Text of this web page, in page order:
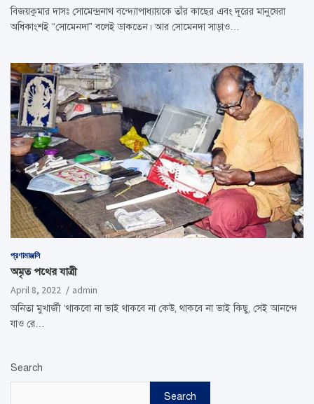
বিজয়কুমার দাসঃ সোমেন্দ্রনাথ বন্দ্যোপাধ্যায়কে তাঁর কাছের এবং দূরের মানুষেরা
অধিকাংশই “সোমেনদা” বলেই ডাকতেন। আর সোমেনদা সাড়াও…
প্রণামাঞ্জলি
অমৃত পথের যাত্রী
April 8, 2022
admin
অনিতা মুখার্জী ‘থাকবো না ভাই থাকবে না কেউ, থাকবে না ভাই কিছু, সেই আনন্দে
যাও রে…
Search
Search